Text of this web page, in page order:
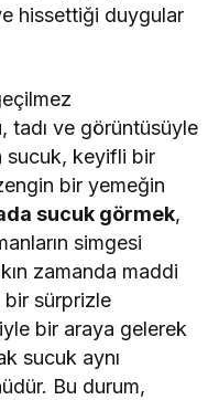
hissettiği duygular
tadı ve görüntüsüyle
sucuk, keyifli bir
bir yemeğin
sucuk görmek,
simgesi
zamanda maddi
bir sürprizle
bir araya gelerek
sucuk aynı
Bu durum,